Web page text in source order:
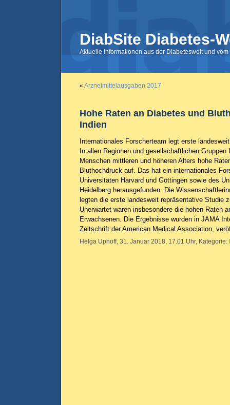
DiabSite Diabetes-
Aktuelle Informationen aus der Diabeteswelt und
« Arzneimittelausgaben 2017
Hohe Raten an Diabetes und
Indien
Internationales Forscherteam legt erste
In allen Regionen und gesellschaftlichen Gruppen
Menschen mittleren und höheren Alters hohe
Bluthochdruck auf. Das hat ein internationales
Universitäten Harvard und Göttingen sowie des
Heidelberg herausgefunden. Die
legten die erste landesweit repräsentative Studie
Unerwartet waren insbesondere die hohen Raten
Erwachsenen. Die Ergebnisse wurden in JAMA
Zeitschrift der American Medical Association,
Helga Uphoff, 31. Januar 2018, 17.01 Uhr, Kategorie: